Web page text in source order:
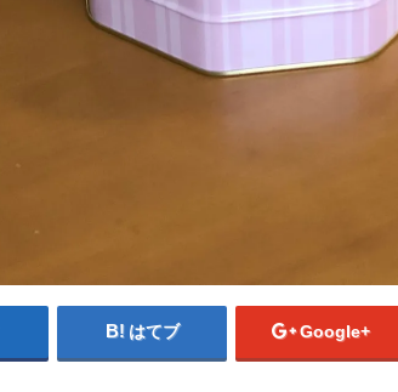
はてブ Google+